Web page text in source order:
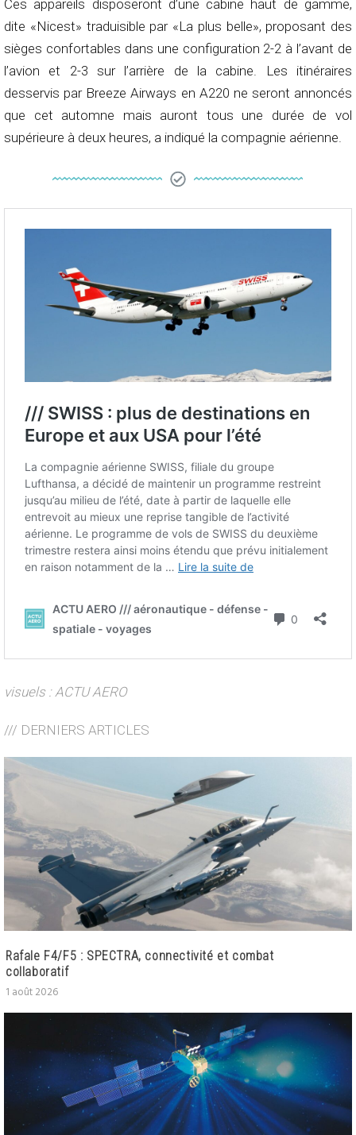
Ces appareils disposeront d’une cabine haut de gamme,
dite «Nicest» traduisible par «La plus belle», proposant des
sièges confortables dans une configuration 2-2 à l’avant de
l’avion et 2-3 sur l’arrière de la cabine. Les itinéraires
desservis par Breeze Airways en A220 ne seront annoncés
que cet automne mais auront tous une durée de vol
supérieure à deux heures, a indiqué la compagnie aérienne.
visuels : ACTU AERO
/// DERNIERS ARTICLES
Rafale F4/F5 : SPECTRA, connectivité et combat
collaboratif
1 août 2026